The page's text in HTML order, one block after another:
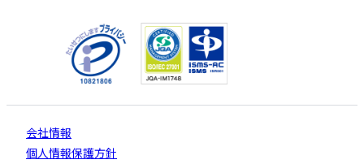
会社情報
個人情報保護方針